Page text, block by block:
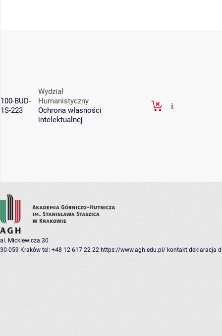
100-BUD-
1S-223
Wydział
Humanistyczny
Ochrona własności
intelektualnej
al. Mickiewicza 30
30-059 Kraków tel: +48 12 617 22 22 https://www.agh.edu.pl/ kontakt deklaracja